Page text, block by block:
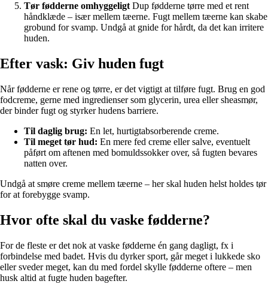
Tør fødderne omhyggeligtDup fødderne tørre med et rent
håndklæde – især mellem tæerne. Fugt mellem tæerne kan skabe
grobund for svamp. Undgå at gnide for hårdt, da det kan irritere
huden.
Efter vask: Giv huden fugt
Når fødderne er rene og tørre, er det vigtigt at tilføre fugt. Brug en god
fodcreme, gerne med ingredienser som glycerin, urea eller sheasmør,
der binder fugt og styrker hudens barriere.
Til daglig brug: En let, hurtigtabsorberende creme.
Til meget tør hud: En mere fed creme eller salve, eventuelt
påført om aftenen med bomuldssokker over, så fugten bevares
natten over.
Undgå at smøre creme mellem tæerne – her skal huden helst holdes tør
for at forebygge svamp.
Hvor ofte skal du vaske fødderne?
For de fleste er det nok at vaske fødderne én gang dagligt, fx i
forbindelse med badet. Hvis du dyrker sport, går meget i lukkede sko
eller sveder meget, kan du med fordel skylle fødderne oftere – men
husk altid at fugte huden bagefter.